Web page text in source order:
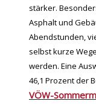
stärker.
Asphalt und
Abendstunden,
selbst kurze
werden. Eine
46,1 Prozent der
VÖW-